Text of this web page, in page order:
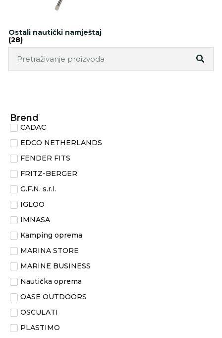
Ostali nautički namještaj
(28)
Brend
CADAC
EDCO NETHERLANDS
FENDER FITS
FRITZ-BERGER
G.F.N. s.r.l.
IGLOO
IMNASA
Kamping oprema
MARINA STORE
MARINE BUSINESS
Nautička oprema
OASE OUTDOORS
OSCULATI
PLASTIMO